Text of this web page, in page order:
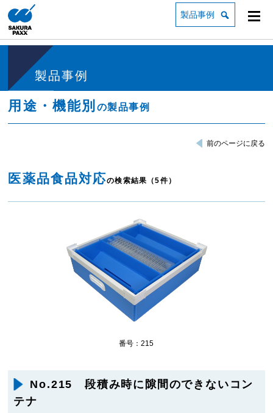
製品事例
製品事例
用途・機能別 の製品事例
前のページに戻る
医薬品食品対応の検索結果（5件）
番号：215
No.215 段積み時に隙間のできないコン
テナ